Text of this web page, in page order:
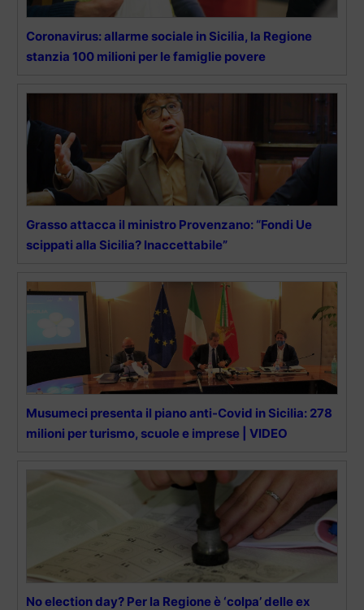
Coronavirus: allarme sociale in Sicilia, la Regione
stanzia 100 milioni per le famiglie povere
Grasso attacca il ministro Provenzano: “Fondi Ue
scippati alla Sicilia? Inaccettabile”
Musumeci presenta il piano anti-Covid in Sicilia: 278
milioni per turismo, scuole e imprese | VIDEO
No election day? Per la Regione è ‘colpa’ delle ex